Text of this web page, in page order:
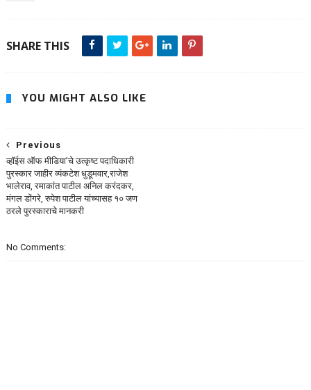
SHARE THIS
YOU MIGHT ALSO LIKE
Previous
व्हॉईस ऑफ मीडिया’चे उत्कृष्ट पदाधिकारी
पुरस्कार जाहीर व्यंकटेश धुडूमवार,राजेश
भालेराव, रमाकांत पाटील अनिल करंदकर,
मंगल डोंगरे, रुपेश पाटील यांच्यासह १० जण
ठरले पुरस्काराचे मानकरी
No Comments: